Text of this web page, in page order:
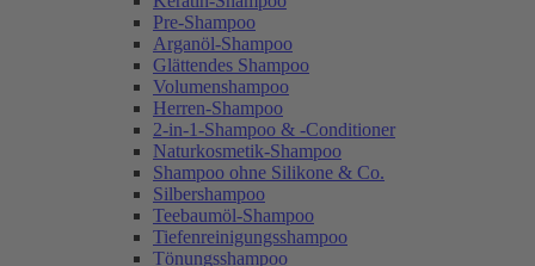
Pre-Shampoo
Arganöl-Shampoo
Glättendes Shampoo
Volumenshampoo
Herren-Shampoo
2-in-1-Shampoo & -Conditioner
Naturkosmetik-Shampoo
Shampoo ohne Silikone & Co.
Silbershampoo
Teebaumöl-Shampoo
Tiefenreinigungsshampoo
Tönungsshampoo